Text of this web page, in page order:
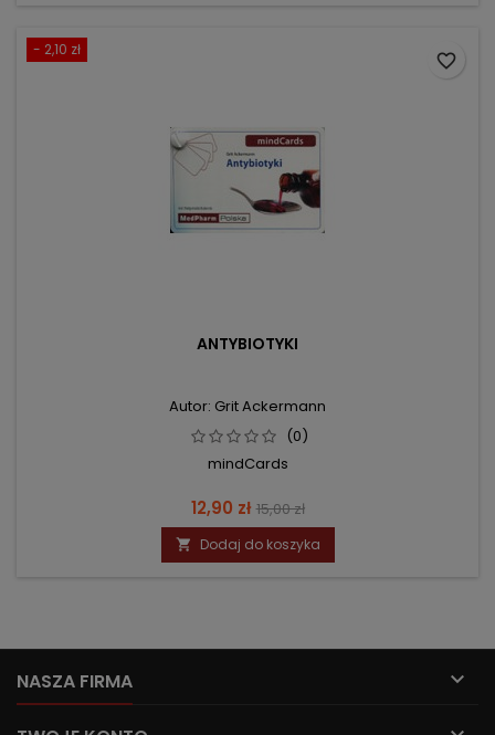
- 2,10 zł
ANTYBIOTYKI
Autor: Grit Ackermann
(0)
mindCards
Cena
12,90 zł Cena
podstawowa
15,00 zł
 Dodaj do koszyka
favorite_border
NASZA FIRMA 